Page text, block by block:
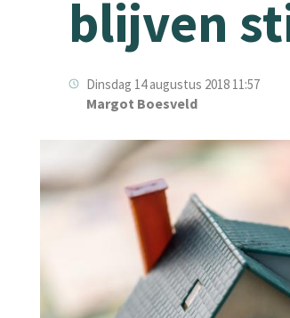
blijven
Dinsdag 14 augustus 2018 11:57
Margot Boesveld